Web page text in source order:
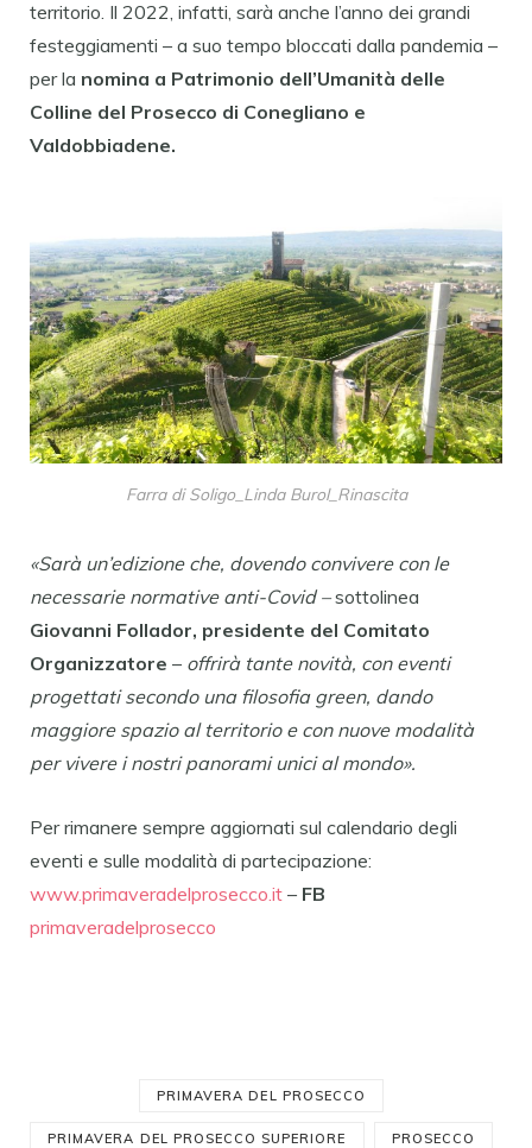
territorio. Il 2022, infatti, sarà anche l’anno dei grandi
festeggiamenti – a suo tempo bloccati dalla pandemia –
per la nomina a Patrimonio dell’Umanità delle
Colline del Prosecco di Conegliano e
Valdobbiadene.
Farra di Soligo_Linda Burol_Rinascita
«Sarà un’edizione che, dovendo convivere con le
necessarie normative anti-Covid –sottolinea
Giovanni Follador, presidente del Comitato
Organizzatore – offrirà tante novità, con eventi
progettati secondo una filosofia green, dando
maggiore spazio al territorio e con nuove modalità
per vivere i nostri panorami unici al mondo».
Per rimanere sempre aggiornati sul calendario degli
eventi e sulle modalità di partecipazione:
www.primaveradelprosecco.it – FB
primaveradelprosecco
PRIMAVERA DEL PROSECCO
PRIMAVERA DEL PROSECCO SUPERIORE PROSECCO